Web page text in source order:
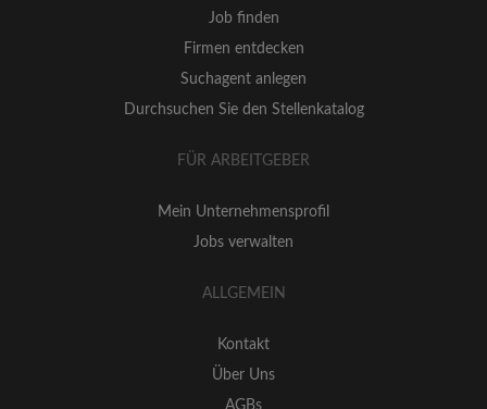
Job finden
Firmen entdecken
Suchagent anlegen
Durchsuchen Sie den Stellenkatalog
FÜR ARBEITGEBER
Mein Unternehmensprofil
Jobs verwalten
ALLGEMEIN
Kontakt
Über Uns
AGBs